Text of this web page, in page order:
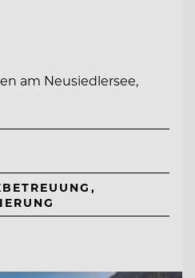
am Neusiedlersee,